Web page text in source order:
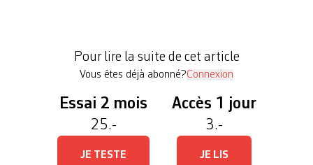
a poussé le festival à s’intéresser […]
Pour lire la suite de cet article
Vous êtes déjà abonné?Connexion
Essai 2 mois
25.-
JE TESTE
Accès 1 jour
3.-
JE LIS